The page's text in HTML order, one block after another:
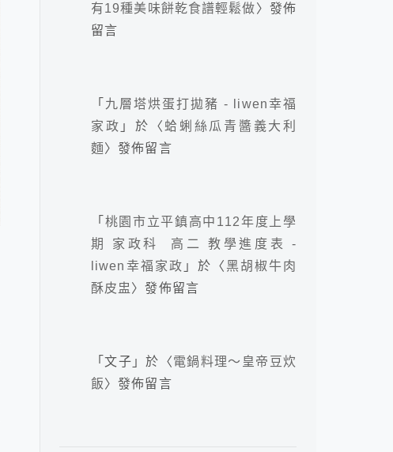
有19種美味餅乾食譜輕鬆做〉發佈
留言
「 九層塔烘蛋打拋豬 - liwen幸福
家政 」於〈 蛤蜊絲瓜青醬義大利
麵〉發佈留言
「 桃園市立平鎮高中112年度上學
期 家政科 高二 教學進度表 -
liwen幸福家政 」於〈 黑胡椒牛肉
酥皮盅 〉發佈留言
「文子 」於〈電鍋料理～皇帝豆炊
飯〉發佈留言